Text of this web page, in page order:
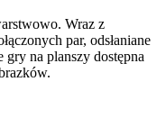
Wraz z
par, odsłaniane
na planszy dostępna